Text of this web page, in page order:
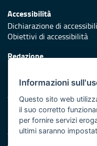
Accessibilità
Dichiarazione di
Obiettivi di accessibilità
Redazione
Protezione civile
Vai al sito di Protezione
Iniziativa finanziata con
Asse XI
Informazioni
Questo sito web
il suo corretto
per fornire servizi
ultimi saranno